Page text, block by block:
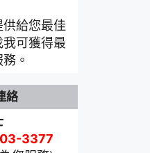
給您最佳
可獲得最
。
絡
3377